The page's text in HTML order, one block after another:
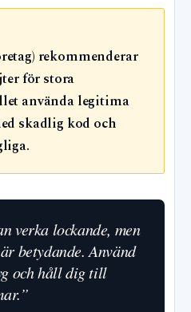
rekommenderar
för stora
använda legitima
skadlig kod och
verka lockande, men
betydande. Använd
och håll dig till